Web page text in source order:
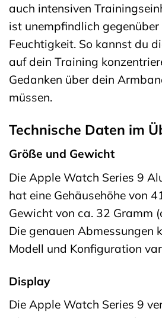
auch intensiven
ist unempfindlich
Feuchtigkeit. So kannst du
auf dein Training
Gedanken über dein
müssen.
Technische Daten im
Größe und Gewicht
Die Apple Watch Series 9
hat eine Gehäusehöhe von
Gewicht von ca. 32 Gramm
Die genauen Abmessungen
Modell und Konfiguration
Display
Die Apple Watch Series 9